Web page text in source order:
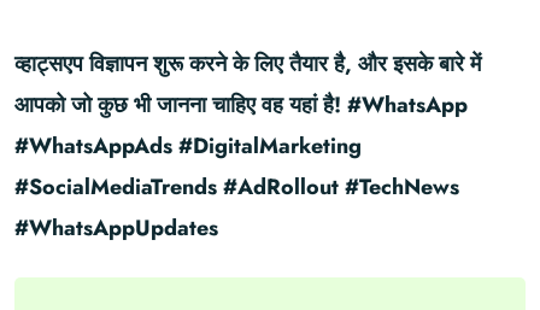
व्हाट्सएप विज्ञापन शुरू करने के लिए तैयार है, और इसके बारे में
आपको जो कुछ भी जानना चाहिए वह यहां है! #WhatsApp
#WhatsAppAds #DigitalMarketing
#SocialMediaTrends #AdRollout #TechNews
#WhatsAppUpdates